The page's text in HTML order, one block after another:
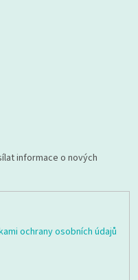
informace o nových
ochrany osobních údajů